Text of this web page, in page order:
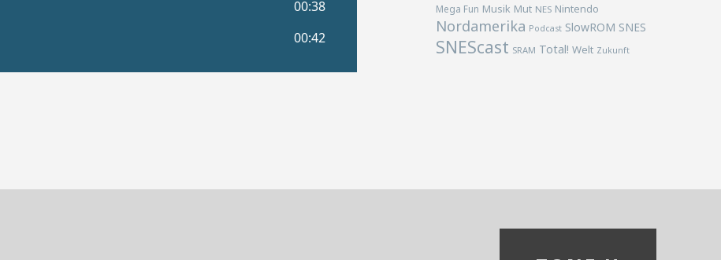
Mega Fun Musik Mut NES Nintendo
Nordamerika Podcast SlowROM SNES
SNEScast SRAM Total! Welt Zukunft